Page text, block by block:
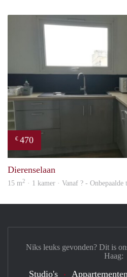
€ 470
Dierenselaan
15 m2 · 1 kamer · Vanaf ? - Onbepaalde
Niks leuks gevonden? Dit is
Haag:
Studio's